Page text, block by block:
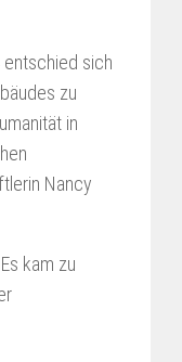
entschied sich
zu
in
Nancy
kam zu